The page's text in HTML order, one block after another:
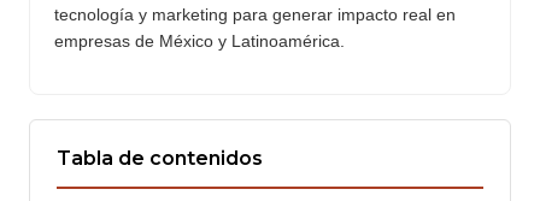
tecnología y marketing para generar impacto real en
empresas de México y Latinoamérica.
Tabla de contenidos